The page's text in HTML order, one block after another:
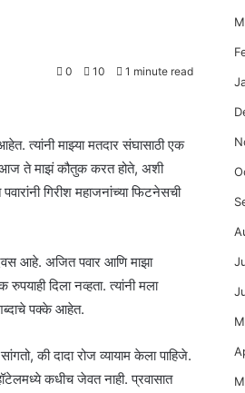
0 10 1 minute read
त्यांनी माझ्या मतदार संघासाठी एक
आज ते माझं कौतुक करत होते, अशी
गिरीश महाजनांच्या फिटनेसची
आहे. अजित पवार आणि माझा
रुपयाही दिला नव्हता. त्यांनी मला
पक्के आहेत.
की दादा रोज व्यायाम केला पाहिजे.
कधीच जेवत नाही. प्रवासात